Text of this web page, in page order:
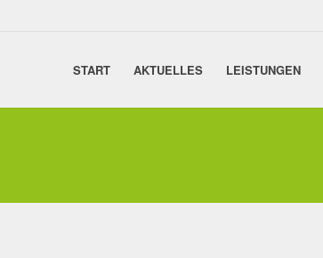
START AKTUELLES LEISTUNGEN